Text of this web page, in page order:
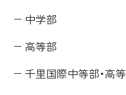
中学部
高等部
千里国際中等部・高